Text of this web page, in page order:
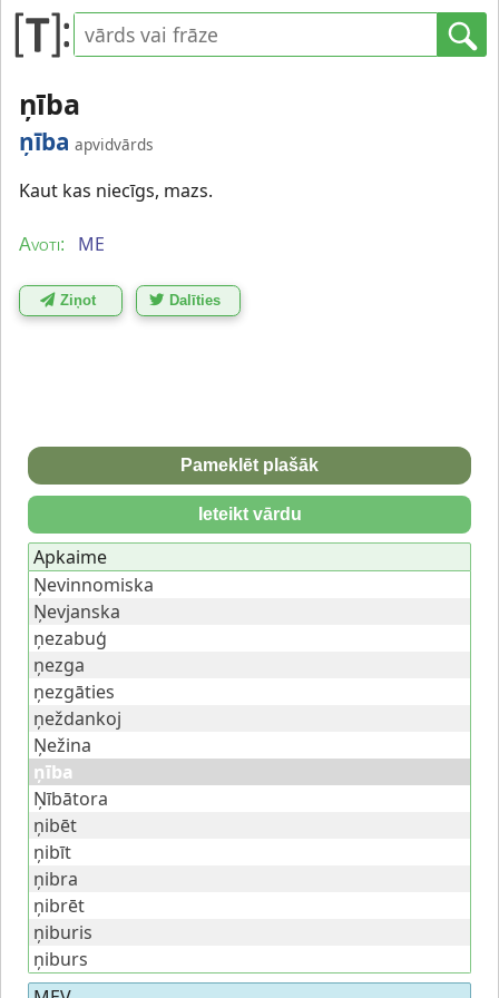
ņība
ņība apvidvārds
Kaut kas niecīgs, mazs.
Avoti: ME
Ziņot Dalīties
Pameklēt plašāk
Ieteikt vārdu
Apkaime
Ņevinnomiska
Ņevjanska
ņezabuģ
ņezga
ņezgāties
ņeždankoj
Ņežina
ņība
Ņībātora
ņibēt
ņibīt
ņibra
ņibrēt
ņiburis
ņiburs